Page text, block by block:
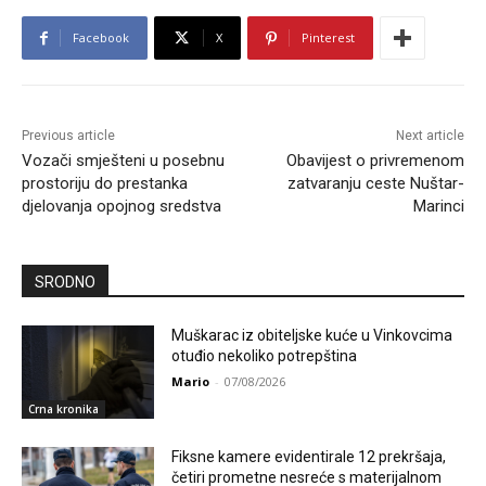
Facebook X Pinterest
Previous article
Vozači smješteni u posebnu
prostoriju do prestanka
djelovanja opojnog sredstva
Next article
Obavijest o privremenom
zatvaranju ceste Nuštar-
Marinci
SRODNO
Crna kronika
Muškarac iz obiteljske kuće u Vinkovcima
otuđio nekoliko potrepština
Mario - 07/08/2026
Fiksne kamere evidentirale 12 prekršaja,
četiri prometne nesreće s materijalnom